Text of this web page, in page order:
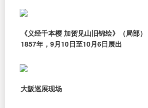
《义经千本樱 加贺见山旧锦绘》（局部
1857年，9月10日至10月6日展出
大阪巡展现场